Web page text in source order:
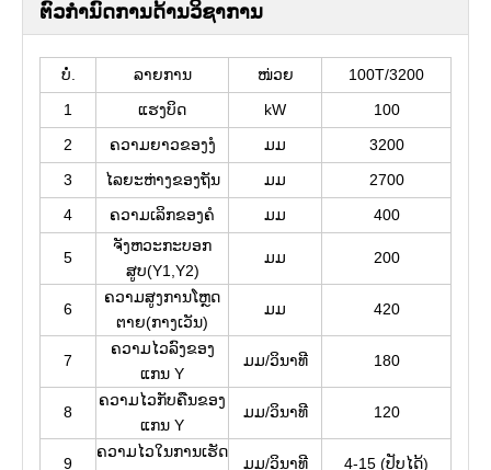
ຕົວກໍານົດການດ້ານວິຊາການ
ບໍ່. ລາຍການ ໜ່ວຍ
100T/3200
1
ແຮງບິດ kW
100
2
ຄວາມຍາວຂອງງໍ ມມ
3200
3
ໄລຍະຫ່າງຂອງຖັນ ມມ
2700
4
ຄວາມເລິກຂອງຄໍ ມມ 400
5
ຈັງຫວະກະບອກ
ສູບ(Y1,Y2)
ມມ 200
6
ຄວາມສູງການໂຫຼດ
ຕາຍ(ກາງເວັນ)
ມມ 420
7
ຄວາມໄວລົງຂອງ
ແກນ Y
ມມ/ວິນາທີ 180
8
ຄວາມໄວກັບຄືນຂອງ
ແກນ Y
ມມ/ວິນາທີ 120
9
ຄວາມໄວໃນການເຮັດ
ມມ/ວິນາທີ 4-15 (ປັບໄດ້)